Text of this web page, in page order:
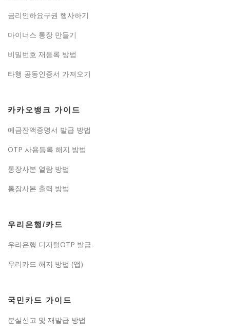
금리인하요구권 행사하기
마이너스 통장 만들기
비밀번호 재등록 방법
타행 공동인증서 가져오기
카카오뱅크 가이드
예금잔액증명서 발급 방법
OTP 사용등록 해지 방법
통장사본 열람 방법
통장사본 출력 방법
우리은행/카드
우리은행 디지털OTP 발급
우리카드 해지 방법 (앱)
국민카드 가이드
분실신고 및 재발급 방법